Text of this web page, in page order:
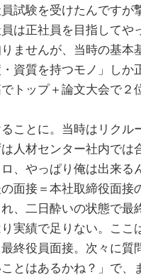
試験を受けたんです
は正社員を目指して
ませんが、当時の基本
資質を持つモノ」し
トップ＋論文大会で２
ことに。当時はリクル
人材センター社内で
、やっぱり俺は出来る
面接＝本社取締役面
、二日酔いの状態で
実績で足りない。こ
終役員面接。次々に質
とはあるかね？」で